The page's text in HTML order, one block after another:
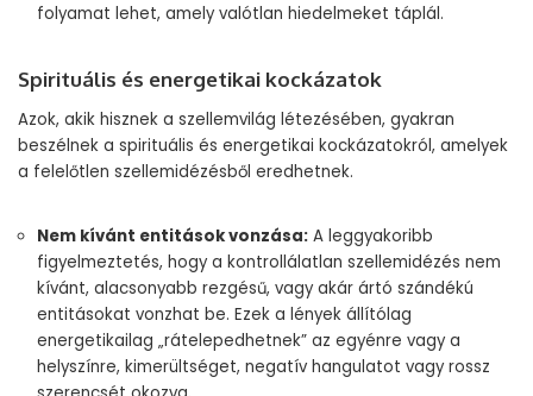
folyamat lehet, amely valótlan hiedelmeket táplál.
Spirituális és energetikai kockázatok
Azok, akik hisznek a szellemvilág létezésében, gyakran
beszélnek a spirituális és energetikai kockázatokról, amelyek
a felelőtlen szellemidézésből eredhetnek.
Nem kívánt entitások vonzása: A leggyakoribb
figyelmeztetés, hogy a kontrollálatlan szellemidézés nem
kívánt, alacsonyabb rezgésű, vagy akár ártó szándékú
entitásokat vonzhat be. Ezek a lények állítólag
energetikailag „rátelepedhetnek” az egyénre vagy a
helyszínre, kimerültséget, negatív hangulatot vagy rossz